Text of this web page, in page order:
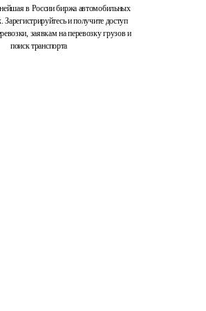
в России биржа автомобильных
Зарегистрируйтесь и получите доступ
заявкам на перевозку грузов и
поиск транспорта